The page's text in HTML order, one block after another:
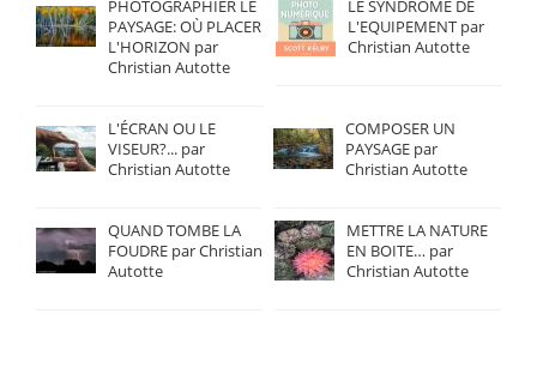
PHOTOGRAPHIER LE
PAYSAGE: OÙ PLACER
L'HORIZON par
Christian Autotte
LE SYNDROME DE
L'EQUIPEMENT par
Christian Autotte
L'ÉCRAN OU LE
VISEUR?... par
Christian Autotte
COMPOSER UN
PAYSAGE par
Christian Autotte
QUAND TOMBE LA
FOUDRE par Christian
Autotte
METTRE LA NATURE
EN BOITE… par
Christian Autotte